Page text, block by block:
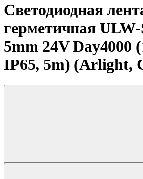
Светодиодная
герметичная
5mm 24V Day4000
IP65, 5m) (Arlight,